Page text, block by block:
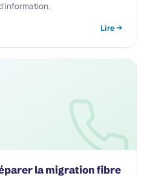
Lire
la migration fibre